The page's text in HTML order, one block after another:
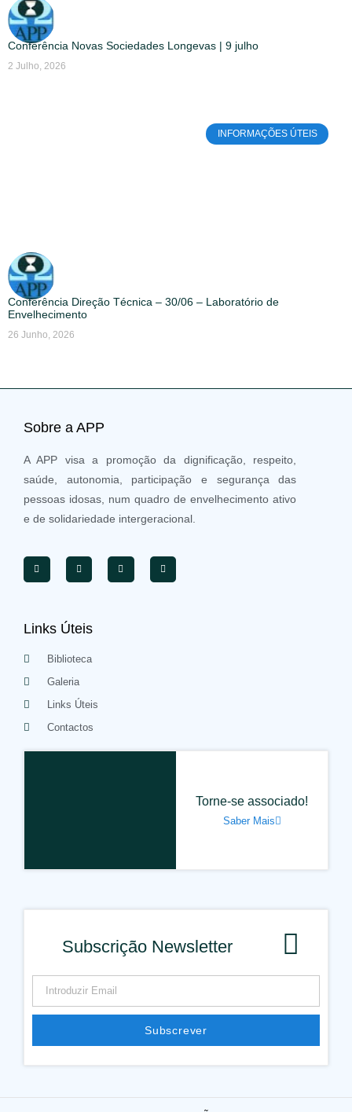
Conferência Novas Sociedades Longevas | 9 julho
2 Julho, 2026
INFORMAÇÕES ÚTEIS
Conferência Direção Técnica – 30/06 – Laboratório de
Envelhecimento
26 Junho, 2026
Sobre a APP
A APP visa a promoção da dignificação, respeito,
saúde, autonomia, participação e segurança das
pessoas idosas, num quadro de envelhecimento ativo
e de solidariedade intergeracional.
Links Úteis
Biblioteca
Galeria
Links Úteis
Contactos
Torne-se associado!
Saber Mais
Subscrição Newsletter
Subscrever